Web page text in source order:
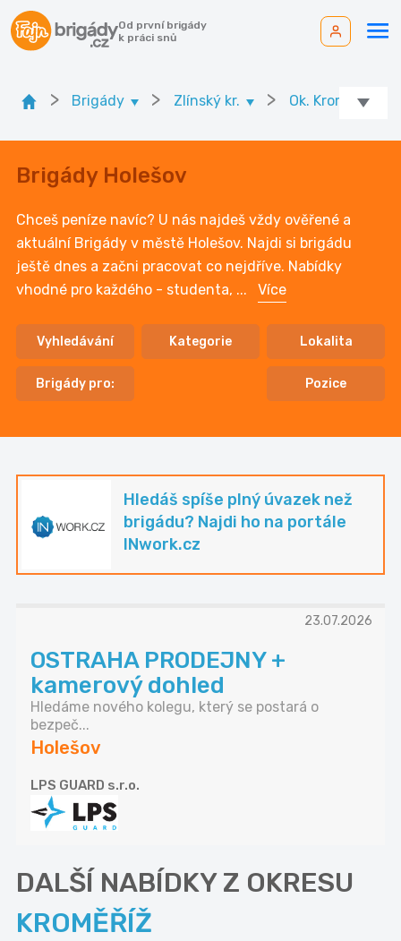
Od první brigády
k práci snů
> Brigády > Zlínský kr. > Ok. Kroměříž
Brigády Holešov
Chceš peníze navíc? U nás najdeš vždy ověřené a
aktuální Brigády v městě Holešov. Najdi si brigádu
ještě dnes a začni pracovat co nejdříve. Nabídky
vhodné pro každého - studenta, ... Více
Vyhledávání Kategorie Lokalita
Brigády pro: Pozice
Hledáš spíše plný úvazek než
brigádu? Najdi ho na portále
INwork.cz
23.07.2026
OSTRAHA PRODEJNY +
kamerový dohled
Hledáme nového kolegu, který se postará o
bezpeč...
Holešov
LPS GUARD s.r.o.
DALŠÍ NABÍDKY Z OKRESU
KROMĚŘÍŽ